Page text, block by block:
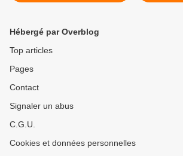
Hébergé par Overblog
Top articles
Pages
Contact
Signaler un abus
C.G.U.
Cookies et données personnelles